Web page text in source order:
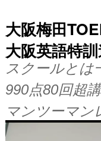
大阪梅田
大阪英語特
スクールとは
990点80回超
マンツーマン